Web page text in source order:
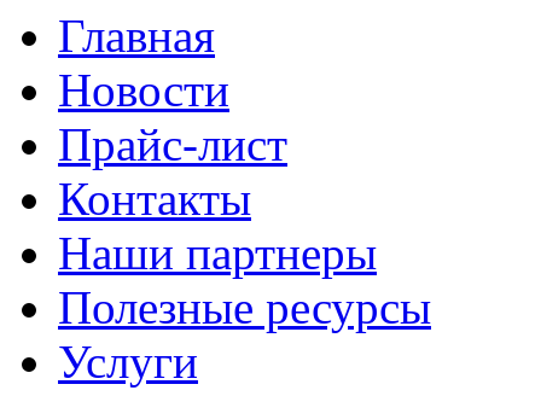
Главная
Новости
Прайс-лист
Контакты
Наши партнеры
Полезные ресурсы
Услуги